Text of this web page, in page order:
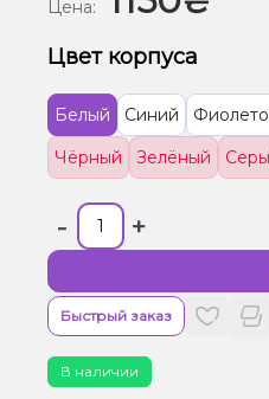
Цена:
Цвет корпуса
Белый Синий
Чёрный
Зелёный
- +
Быстрый заказ
В наличии